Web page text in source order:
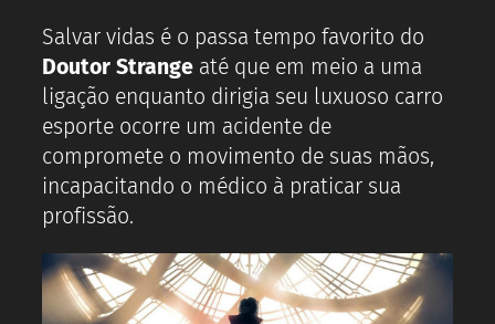
Salvar vidas é o passa tempo favorito do
Doutor Strangeaté que em meio a uma
ligação enquanto dirigia seu luxuoso carro
esporte ocorre um acidente de
compromete o movimento de suas mãos,
incapacitando o médico à praticar sua
profissão.